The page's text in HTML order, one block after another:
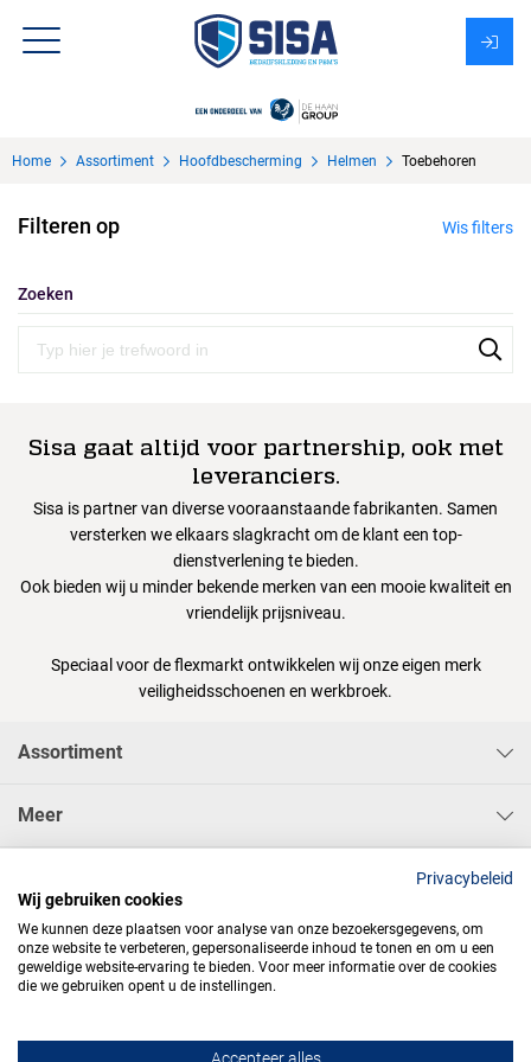
Over Sisa
KMS
Uitzendbureau?
Home Assortiment Hoofdbescherming Helmen Toebehoren
Filteren op Wis filters
Zoeken
Sisa gaat altijd voor partnership, ook met
leveranciers.
Sisa is partner van diverse vooraanstaande fabrikanten. Samen
versterken we elkaars slagkracht om de klant een top-
dienstverlening te bieden.
Ook bieden wij u minder bekende merken van een mooie kwaliteit en
vriendelijk prijsniveau.
Speciaal voor de flexmarkt ontwikkelen wij onze eigen merk
veiligheidsschoenen en werkbroek.
Assortiment
Meer
Privacybeleid
Wij gebruiken cookies
We kunnen deze plaatsen voor analyse van onze bezoekersgegevens, om
onze website te verbeteren, gepersonaliseerde inhoud te tonen en om u een
geweldige website-ervaring te bieden. Voor meer informatie over de cookies
die we gebruiken opent u de instellingen.